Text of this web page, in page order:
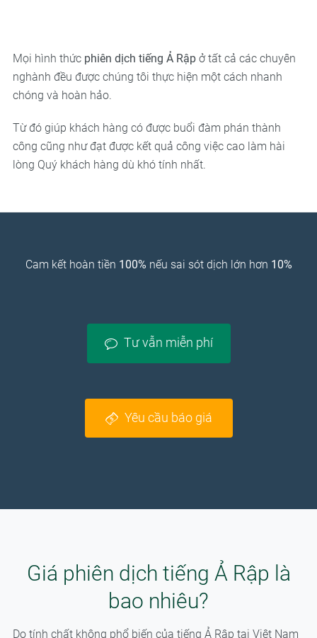
Mọi hình thức phiên dịch tiếng Ả Rậpở tất cả các chuyên
nghành đều được chúng tôi thực hiện một cách nhanh
chóng và hoàn hảo.
Từ đó giúp khách hàng có được buổi đàm phán thành
công cũng như đạt được kết quả công việc cao làm hài
lòng Quý khách hàng dù khó tính nhất.
Cam kết hoàn tiền 100% nếu sai sót dịch lớn hơn 10%
Tư vẫn miễn phí
Yêu cầu báo giá
Giá phiên dịch tiếng Ả Rập là
bao nhiêu?
Do tính chất không phổ biến của tiếng Ả Rập tại Việt Nam